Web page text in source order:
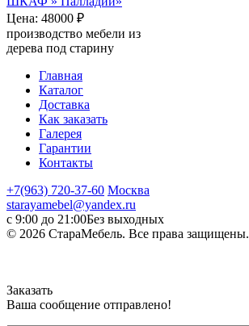
Цена: 48000 ₽
производство мебели из
дерева под старину
Главная
Каталог
Доставка
Как заказать
Галерея
Гарантии
Контакты
+7(963) 720-37-60 Москва
starayamebel@yandex.ru
с 9:00 до 21:00Без выходных
© 2026 СтараМебель. Все права защищены.
Заказать
Ваша сообщение отправлено!